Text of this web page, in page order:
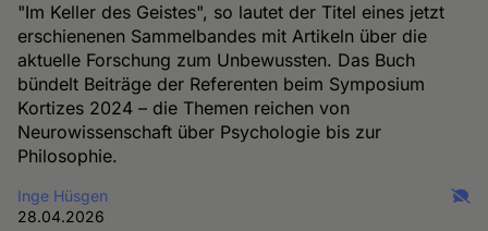
"Im Keller des Geistes", so lautet der Titel eines jetzt
erschienenen Sammelbandes mit Artikeln über die
aktuelle Forschung zum Unbewussten. Das Buch
bündelt Beiträge der Referenten beim Symposium
Kortizes 2024 – die Themen reichen von
Neurowissenschaft über Psychologie bis zur
Philosophie.
Inge Hüsgen
28.04.2026